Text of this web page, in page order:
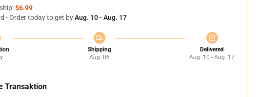
$6.99
- Order today to get byAug. 10 - Aug. 17
Shipping
Aug. 06
Delivered
Aug. 10 - Aug. 17
Transaktion